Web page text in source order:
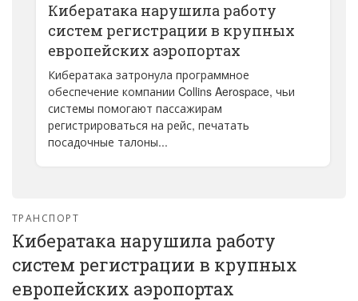
Кибератака нарушила работу
систем регистрации в крупных
европейских аэропортах
Кибератака затронула программное
обеспечение компании Collins Aerospace, чьи
системы помогают пассажирам
регистрироваться на рейс, печатать
посадочные талоны...
ТРАНСПОРТ
Кибератака нарушила работу
систем регистрации в крупных
европейских аэропортах